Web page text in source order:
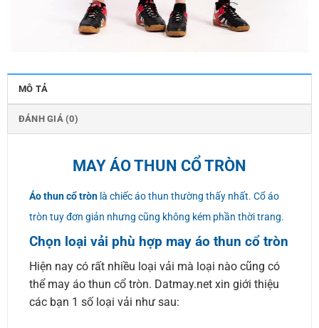
MÔ TẢ
ĐÁNH GIÁ (0)
MAY ÁO THUN CỔ TRÒN
Áo thun cổ trònlà chiếc áo thun thường thấy nhất. Cổ áo
tròn tuy đơn giản nhưng cũng không kém phần thời trang.
Chọn loại vải phù hợp may áo thun cổ tròn
Hiện nay có rất nhiều loại vải mà loại nào cũng có
thể may áo thun cổ tròn. Datmay.net xin giới thiệu
các bạn 1 số loại vải như sau: